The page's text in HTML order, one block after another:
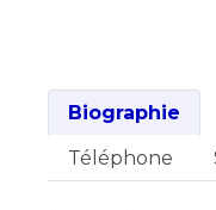
Biographie
Téléphone